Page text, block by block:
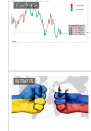
ドルウォン
韓国経済